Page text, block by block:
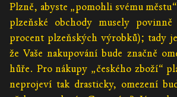
Plzně, abyste „pomohli svému
plzeňské obchody musely povinně
procent plzeňských výrobků); tady
že Vaše nakupování bude značně
hůře. Pro nákupy „českého zboží“
neprojeví tak drasticky, omezení